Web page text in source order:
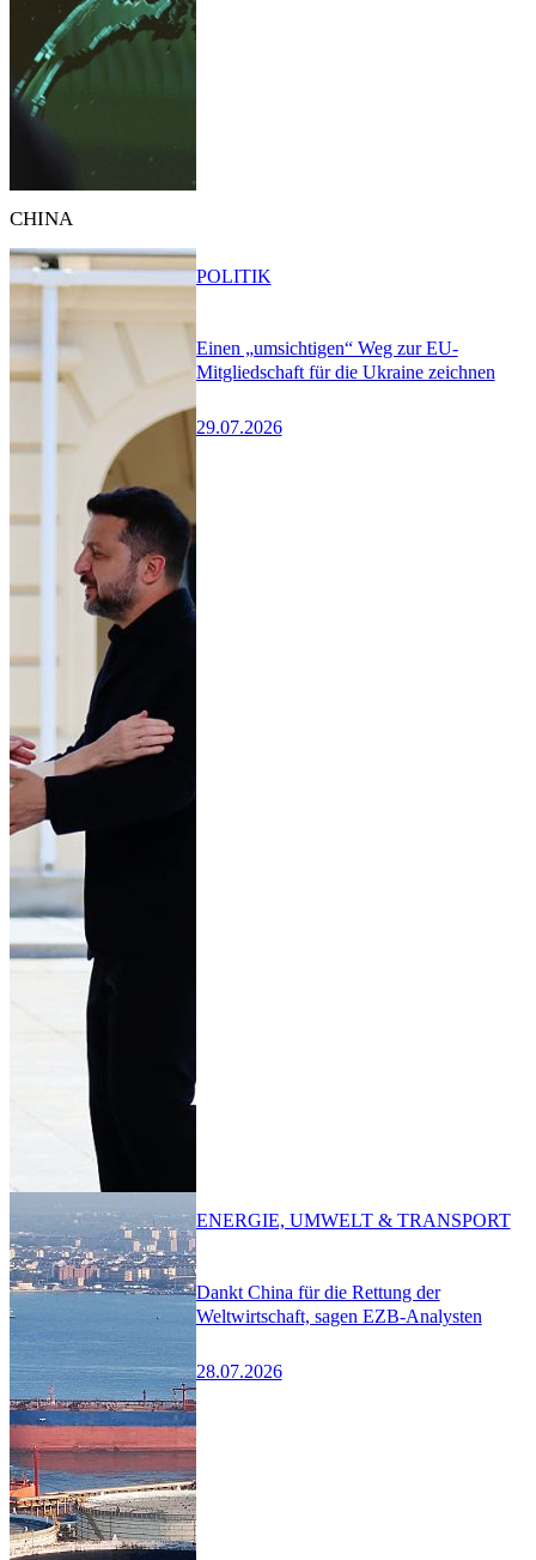
CHINA
Einen „umsichtigen“ Weg zur EU-
Mitgliedschaft für die Ukraine zeichnen
29.07.2026
POLITIK
Dankt China für die Rettung der
Weltwirtschaft, sagen EZB-Analysten
28.07.2026
ENERGIE, UMWELT & TRANSPORT